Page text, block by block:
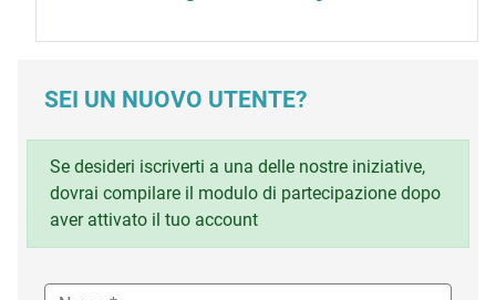
SEI UN NUOVO UTENTE?
Se desideri iscriverti a una delle nostre iniziative,
dovrai compilare il modulo di partecipazione dopo
aver attivato il tuo account